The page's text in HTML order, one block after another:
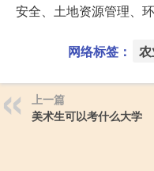
安全、土地资源管理、环
网络标签：
上一篇
美术生可以考什么大学